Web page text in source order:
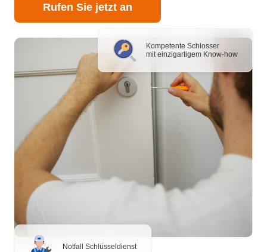
Kompetente Schlosser
mit einzigartigem Know-how
Notfall Schlüsseldienst
Rufen Sie jetzt an